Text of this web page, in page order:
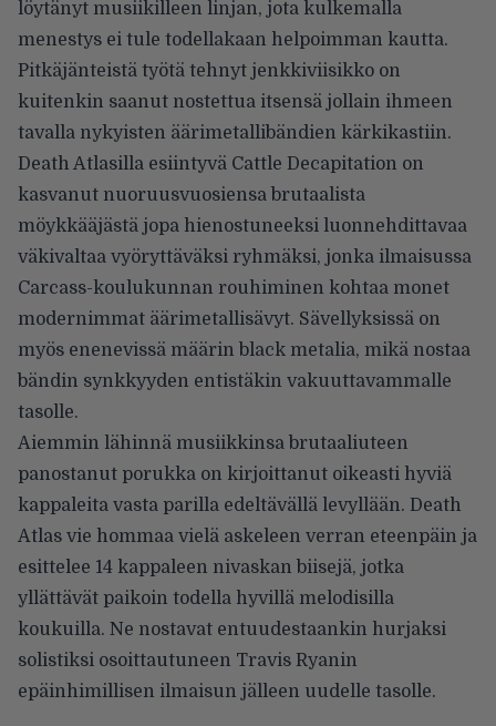
löytänyt musiikilleen linjan, jota kulkemalla
menestys ei tule todellakaan helpoimman kautta.
Pitkäjänteistä työtä tehnyt jenkkiviisikko on
kuitenkin saanut nostettua itsensä jollain ihmeen
tavalla nykyisten äärimetallibändien kärkikastiin.
Death Atlasilla esiintyvä Cattle Decapitation on
kasvanut nuoruusvuosiensa brutaalista
möykkääjästä jopa hienostuneeksi luonnehdittavaa
väkivaltaa vyöryttäväksi ryhmäksi, jonka ilmaisussa
Carcass-koulukunnan rouhiminen kohtaa monet
modernimmat äärimetallisävyt. Sävellyksissä on
myös enenevissä määrin black metalia, mikä nostaa
bändin synkkyyden entistäkin vakuuttavammalle
tasolle.
Aiemmin lähinnä musiikkinsa brutaaliuteen
panostanut porukka on kirjoittanut oikeasti hyviä
kappaleita vasta parilla edeltävällä levyllään. Death
Atlas vie hommaa vielä askeleen verran eteenpäin ja
esittelee 14 kappaleen nivaskan biisejä, jotka
yllättävät paikoin todella hyvillä melodisilla
koukuilla. Ne nostavat entuudestaankin hurjaksi
solistiksi osoittautuneen Travis Ryanin
epäinhimillisen ilmaisun jälleen uudelle tasolle.